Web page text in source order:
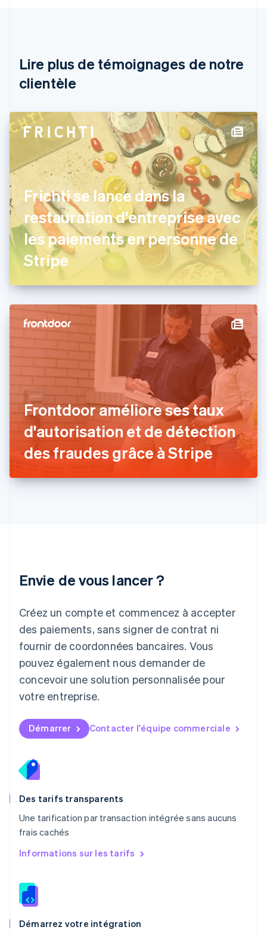
Lire plus de témoignages de notre
clientèle
Frichti se lance dans la
restauration d'entreprise avec
les paiements en personne de
Stripe
Frontdoor améliore ses taux
d'autorisation et de détection
des fraudes grâce à Stripe
Envie de vous lancer ?
Créez un compte et commencez à accepter
des paiements, sans signer de contrat ni
fournir de coordonnées bancaires. Vous
pouvez également nous demander de
concevoir une solution personnalisée pour
votre entreprise.
Démarrer Contacter l'équipe commerciale
Des tarifs transparents
Une tarification par transaction intégrée sans aucuns
frais cachés
Informations sur les tarifs
Démarrez votre intégration
Brésil
PortuguêsEnglish
Bulgarie
English Français
Chine continentale
简体中文 English
Chypre
English
Croatie
English Italiano
Danemark
English
Émirats arabes unis
English
Espagne
EspañolEnglish
English
États-Unis
English Español
Finlande
France
Français
Gibraltar
Grèce
English
English
English
English
Deutsch English
Luxembourg
FrançaisDeutsch English
Malaisie
English 简体中文
Malte
English
EspañolEnglish
English
Nouvelle-Zélande
Pays-Bas
Nederlands
English
PortuguêsEnglish
R.A.S. de Hong Kong, Chine
English
Roumanie
Royaume-Uni
English